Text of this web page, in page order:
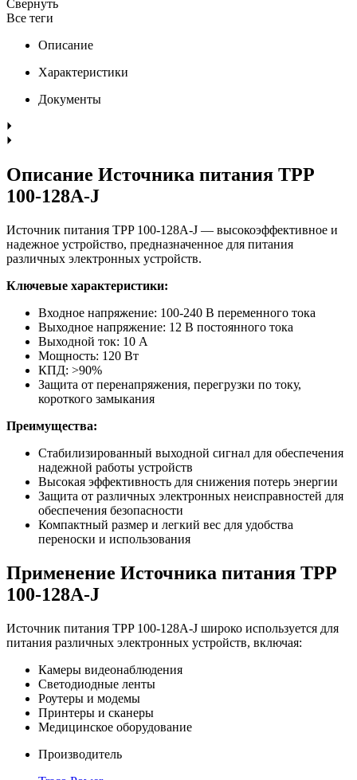
Свернуть
Все теги
Описание
Характеристики
Документы
Описание Источника питания TPP
100-128A-J
Источник питания TPP 100-128A-J — высокоэффективное и
надежное устройство, предназначенное для питания
различных электронных устройств.
Ключевые характеристики:
Входное напряжение: 100-240 В переменного тока
Выходное напряжение: 12 В постоянного тока
Выходной ток: 10 А
Мощность: 120 Вт
КПД: >90%
Защита от перенапряжения, перегрузки по току,
короткого замыкания
Преимущества:
Стабилизированный выходной сигнал для обеспечения
надежной работы устройств
Высокая эффективность для снижения потерь энергии
Защита от различных электронных неисправностей для
обеспечения безопасности
Компактный размер и легкий вес для удобства
переноски и использования
Применение Источника питания TPP
100-128A-J
Источник питания TPP 100-128A-J широко используется для
питания различных электронных устройств, включая:
Камеры видеонаблюдения
Светодиодные ленты
Роутеры и модемы
Принтеры и сканеры
Медицинское оборудование
Производитель